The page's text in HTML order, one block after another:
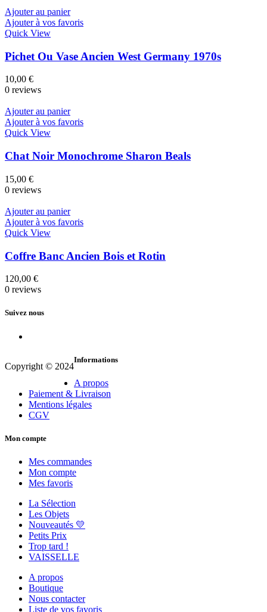
Ajouter au panier
Ajouter à vos favoris
Quick View
Pichet Ou Vase Ancien West Germany 1970s
10,00 €
0 reviews
Ajouter au panier
Ajouter à vos favoris
Quick View
Chat Noir Monochrome Sharon Beals
15,00 €
0 reviews
Ajouter au panier
Ajouter à vos favoris
Quick View
Coffre Banc Ancien Bois et Rotin
120,00 €
0 reviews
Suivez nous
Copyright © 2024
Informations
A propos
Paiement & Livraison
Mentions légales
CGV
Mon compte
Mes commandes
Mon compte
Mes favoris
La Sélection
Les Objets
Nouveautés 💛
Petits Prix
Trop tard !
VAISSELLE
A propos
Boutique
Nous contacter
Liste de vos favoris